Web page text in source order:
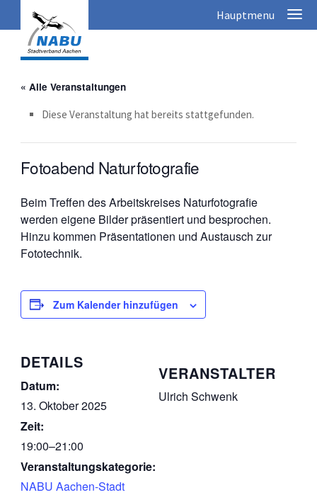
« Alle Veranstaltungen
Diese Veranstaltung hat bereits stattgefunden.
Fotoabend Naturfotografie
Beim Treffen des Arbeitskreises Naturfotografie
werden eigene Bilder präsentiert und besprochen.
Hinzu kommen Präsentationen und Austausch zur
Fototechnik.
Zum Kalender hinzufügen
DETAILS
Datum:
13. Oktober 2025
Zeit:
19:00–21:00
Veranstaltungskategorie:
NABU Aachen-Stadt
VERANSTALTER
Ulrich Schwenk